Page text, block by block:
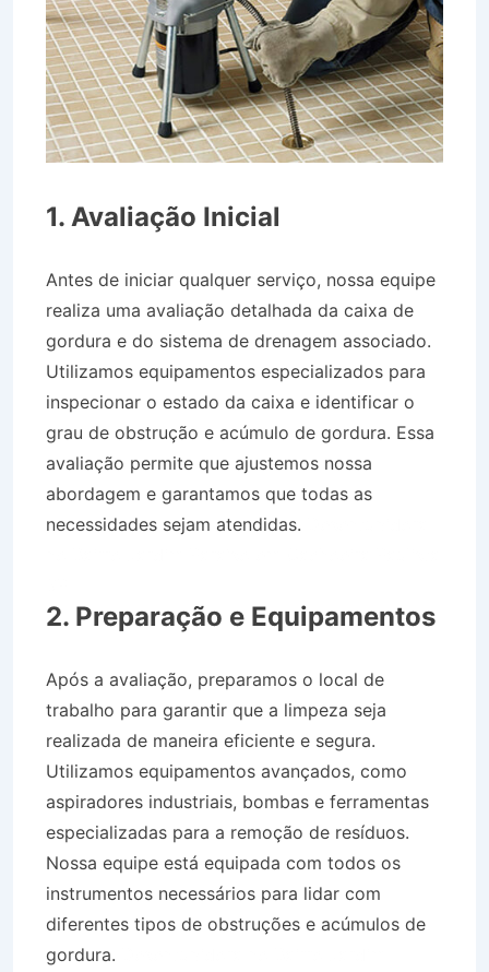
1. Avaliação Inicial
Antes de iniciar qualquer serviço, nossa equipe
realiza uma avaliação detalhada da caixa de
gordura e do sistema de drenagem associado.
Utilizamos equipamentos especializados para
inspecionar o estado da caixa e identificar o
grau de obstrução e acúmulo de gordura. Essa
avaliação permite que ajustemos nossa
abordagem e garantamos que todas as
necessidades sejam atendidas.
2. Preparação e Equipamentos
Após a avaliação, preparamos o local de
trabalho para garantir que a limpeza seja
realizada de maneira eficiente e segura.
Utilizamos equipamentos avançados, como
aspiradores industriais, bombas e ferramentas
especializadas para a remoção de resíduos.
Nossa equipe está equipada com todos os
instrumentos necessários para lidar com
diferentes tipos de obstruções e acúmulos de
gordura.